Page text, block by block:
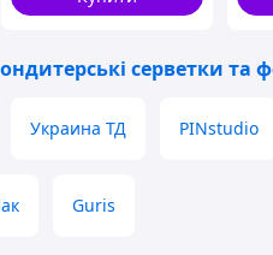
серветки та
Украина ТД PINstudio
Guris